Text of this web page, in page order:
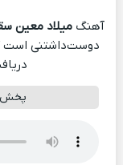
آهنگ میلاد معین
دوست‌داشتنی است
پخش